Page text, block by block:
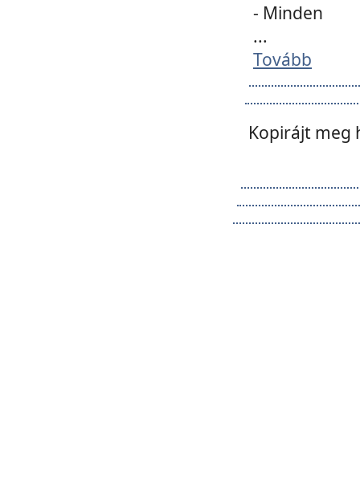
- Minden
...
Tovább
Kopirájt meg